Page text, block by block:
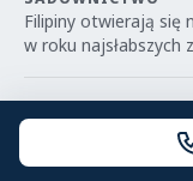
Filipiny otwierają się
w roku najsłabszych
© 2026